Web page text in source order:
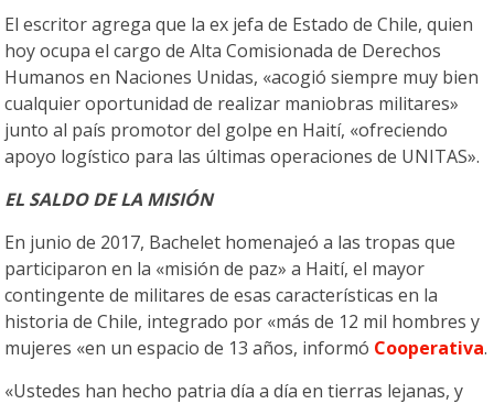
El escritor agrega que la ex jefa de Estado de Chile, quien
hoy ocupa el cargo de Alta Comisionada de Derechos
Humanos en Naciones Unidas, «acogió siempre muy bien
cualquier oportunidad de realizar maniobras militares»
junto al país promotor del golpe en Haití, «ofreciendo
apoyo logístico para las últimas operaciones de UNITAS».
EL SALDO DE LA MISIÓN
En junio de 2017, Bachelet homenajeó a las tropas que
participaron en la «misión de paz» a Haití, el mayor
contingente de militares de esas características en la
historia de Chile, integrado por «más de 12 mil hombres y
mujeres «en un espacio de 13 años, informó Cooperativa.
«Ustedes han hecho patria día a día en tierras lejanas, y